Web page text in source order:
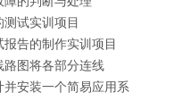
试实训项目
告的制作实训项目
路图将各部分连线
并安装一个简易应用系